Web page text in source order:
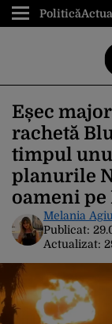
Politică
Eșec
rachetă
timpul
planurile
oameni pe
Melania Agiu
Publicat:
Actualizat: